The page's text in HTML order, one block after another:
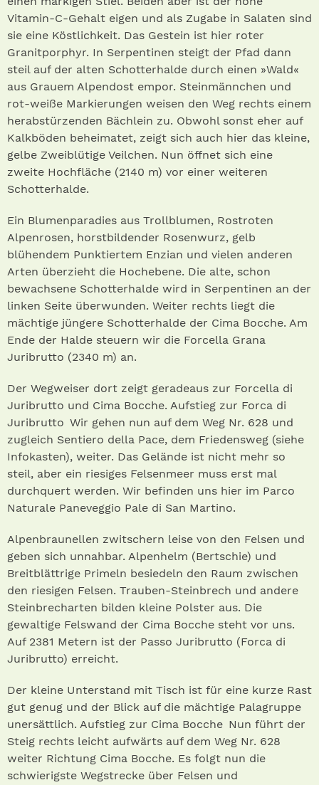
Vitamin-C-Gehalt eigen und als Zugabe in Salaten sind
sie eine Köstlichkeit. Das Gestein ist hier roter
Granitporphyr. In Serpentinen steigt der Pfad dann
steil auf der alten Schotterhalde durch einen »Wald«
aus Grauem Alpendost empor. Steinmännchen und
rot-weiße Markierungen weisen den Weg rechts einem
herabstürzenden Bächlein zu. Obwohl sonst eher auf
Kalkböden beheimatet, zeigt sich auch hier das kleine,
gelbe Zweiblütige Veilchen. Nun öffnet sich eine
zweite Hochfläche (2140 m) vor einer weiteren
Schotterhalde.
Ein Blumenparadies aus Trollblumen, Rostroten
Alpenrosen, horstbildender Rosenwurz, gelb
blühendem Punktiertem Enzian und vielen anderen
Arten überzieht die Hochebene. Die alte, schon
bewachsene Schotterhalde wird in Serpentinen an der
linken Seite überwunden. Weiter rechts liegt die
mächtige jüngere Schotterhalde der Cima Bocche. Am
Ende der Halde steuern wir die Forcella Grana
Juribrutto (2340 m) an.
Der Wegweiser dort zeigt geradeaus zur Forcella di
Juribrutto und Cima Bocche. Aufstieg zur Forca di
Juribrutto Wir gehen nun auf dem Weg Nr. 628 und
zugleich Sentiero della Pace, dem Friedensweg (siehe
Infokasten), weiter. Das Gelände ist nicht mehr so
steil, aber ein riesiges Felsenmeer muss erst mal
durchquert werden. Wir befinden uns hier im Parco
Naturale Paneveggio Pale di San Martino.
Alpenbraunellen zwitschern leise von den Felsen und
geben sich unnahbar. Alpenhelm (Bertschie) und
Breitblättrige Primeln besiedeln den Raum zwischen
den riesigen Felsen. Trauben-Steinbrech und andere
Steinbrecharten bilden kleine Polster aus. Die
gewaltige Felswand der Cima Bocche steht vor uns.
Auf 2381 Metern ist der Passo Juribrutto (Forca di
Juribrutto) erreicht.
Der kleine Unterstand mit Tisch ist für eine kurze Rast
gut genug und der Blick auf die mächtige Palagruppe
unersättlich. Aufstieg zur Cima Bocche Nun führt der
Steig rechts leicht aufwärts auf dem Weg Nr. 628
weiter Richtung Cima Bocche. Es folgt nun die
schwierigste Wegstrecke über Felsen und